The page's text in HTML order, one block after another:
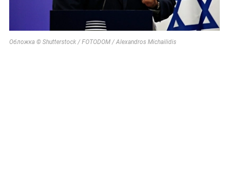
Обложка © Shutterstock / FOTODOM / Alexandros Michailidis